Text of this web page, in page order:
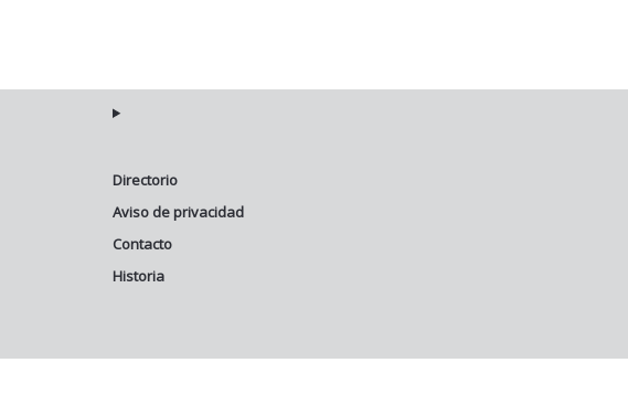
Directorio
Aviso de privacidad
Contacto
Historia